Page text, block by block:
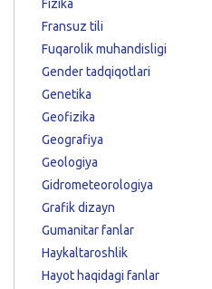
Fizika
Fransuz tili
Fuqarolik muhandisligi
Gender tadqiqotlari
Genetika
Geofizika
Geografiya
Geologiya
Gidrometeorologiya
Grafik dizayn
Gumanitar fanlar
Haykaltaroshlik
Hayot haqidagi fanlar